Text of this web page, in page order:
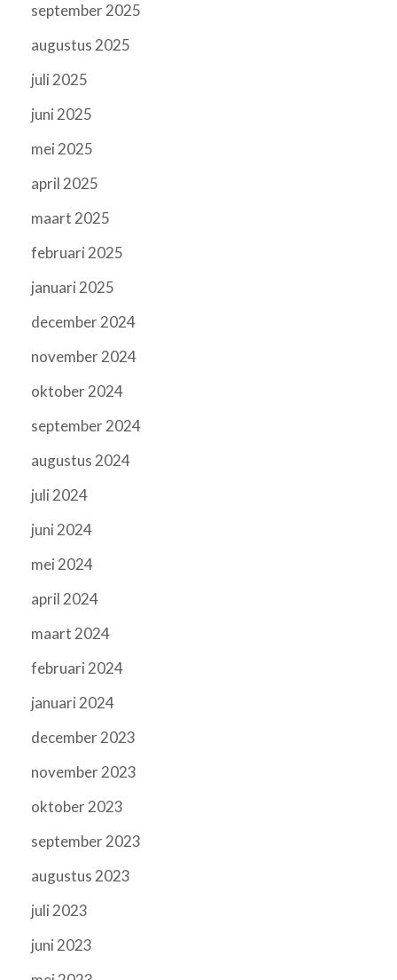
september 2025
augustus 2025
juli 2025
juni 2025
mei 2025
april 2025
maart 2025
februari 2025
januari 2025
december 2024
november 2024
oktober 2024
september 2024
augustus 2024
juli 2024
juni 2024
mei 2024
april 2024
maart 2024
februari 2024
januari 2024
december 2023
november 2023
oktober 2023
september 2023
augustus 2023
juli 2023
juni 2023